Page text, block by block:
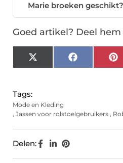
Marie broeken geschikt?
Goed artikel? Deel
X
(Twitter)
Facebook
Tags:
Mode en Kleding
, Jassen voor rolstoelgebruikers ,
Delen: